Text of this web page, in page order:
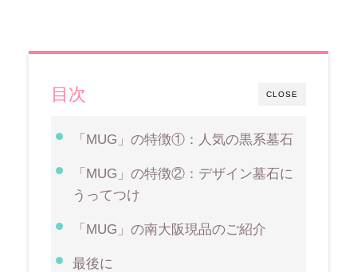
CLOSE
目次
「MUG 」の特徴①：人気の黒系墓石
「MUG 」の特徴②：デザイン墓石に
うってつけ
「MUG 」の南大阪現品のご紹介
最後に